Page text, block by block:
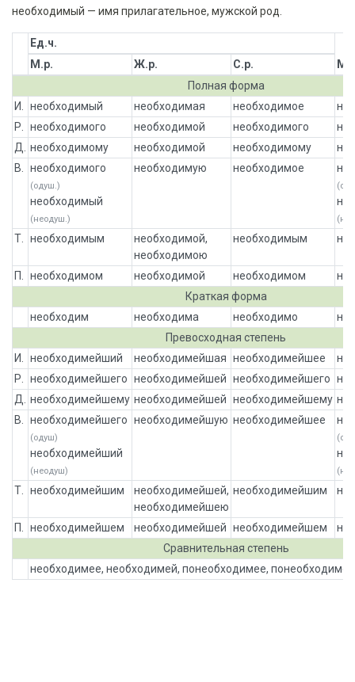
необходимый — имя прилагательное, мужской род.
Ед.ч.
М.р. Ж.р.
С.р.
Полная форма
И.
необходимый необходимая необходимое
Р.
необходимого необходимой необходимого
Д.
необходимому необходимой необходимому
В.
необходимого
(одуш.)
необходимый
(неодуш.)
необходимую необходимое
Т. необходимым
необходимой,
необходимою
необходимым
П. необходимом необходимой необходимом
Краткая форма
необходим
необходима необходимо
Превосходная степень
И.
необходимейший необходимейшая необходимейшее
Р.
необходимейшего необходимейшей необходимейшего
Д.
необходимейшему необходимейшей необходимейшему
В.
необходимейшего
(одуш)
необходимейший
(неодуш)
необходимейшую необходимейшее
Т. необходимейшим
необходимейшей,
необходимейшею
необходимейшим
П. необходимейшем необходимейшей необходимейшем
Сравнительная степень
необходимее, необходимей, понеобходимее, понеобходимей